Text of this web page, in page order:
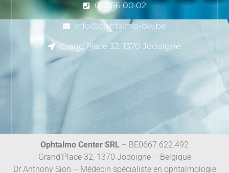
010 56 00 02
info@ophtalmo-bw.be
Grand'Place 32, 1370 Jodoigne
Ophtalmo Center SRL – BE0667.622.492
Grand’Place 32, 1370 Jodoigne – Belgique
Dr Anthony Sion – Médecin spécialiste en ophtalmologie